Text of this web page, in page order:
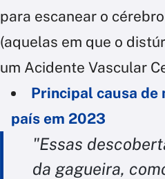
para escanear o
(aquelas em que o
um Acidente Vascular
Principal causa de
país em 2023
"Essas
da gagueira,